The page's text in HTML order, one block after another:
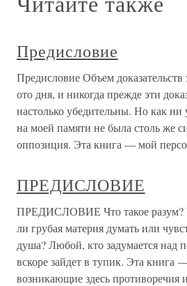
Предисловие
Предисловие Объем
ото дня, и никогда прежде эти
настолько убедительны. Но как ни
на моей памяти не была столь же
оппозиция. Эта книга — мой
ПРЕДИСЛОВИЕ
ПРЕДИСЛОВИЕ Что такое разум?
ли грубая материя думать или
душа? Любой, кто задумается над
вскоре зайдет в тупик. Эта книга
возникающие здесь противоречия